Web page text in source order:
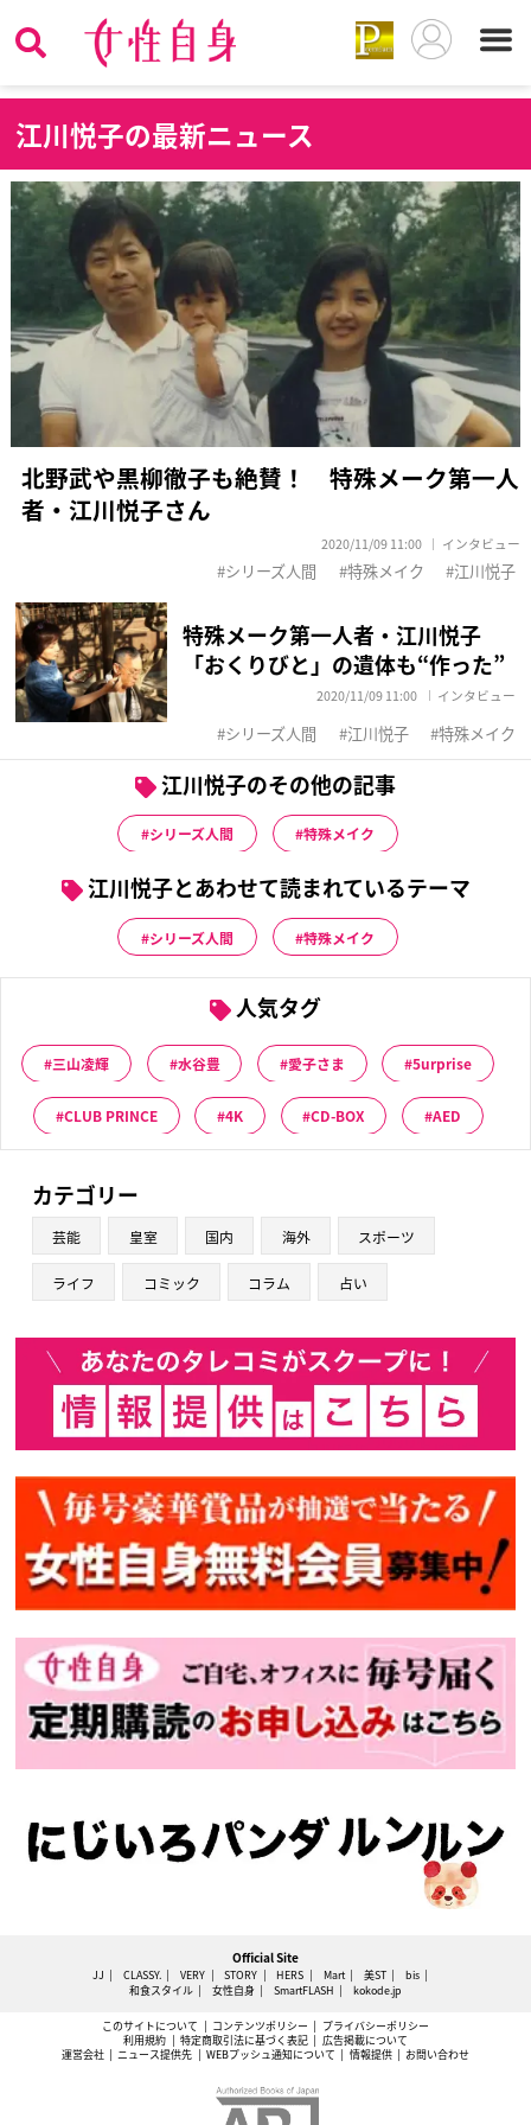
江川悦子の最新ニュース
北野武や黒柳徹子も絶賛！ 特殊メーク第一人
者・江川悦子さん
2020/11/09 11:00 インタビュー
シリーズ人間 特殊メイク 江川悦子
特殊メーク第一人者・江川悦子
「おくりびと」の遺体も“作った”
2020/11/09 11:00 インタビュー
シリーズ人間 江川悦子 特殊メイク
江川悦子のその他の記事
シリーズ人間 特殊メイク
江川悦子とあわせて読まれているテーマ
シリーズ人間 特殊メイク
人気タグ
三山凌輝 水谷豊 愛子さま 5urprise
CLUB PRINCE 4K CD-BOX AED
カテゴリー
芸能 皇室 国内 海外 スポーツ
ライフ コミック コラム 占い
Official Site
JJ CLASSY. VERY STORY HERS Mart 美ST
bis
和食スタイル
女性自身 SmartFLASH kokode.jp
このサイトについて コンテンツポリシー
プライバシーポリシー
利用規約
特定商取引法に基づく表記
広告掲載について
運営会社
ニュース提供先 WEBプッシュ通知について 情報提供 お問い合わせ